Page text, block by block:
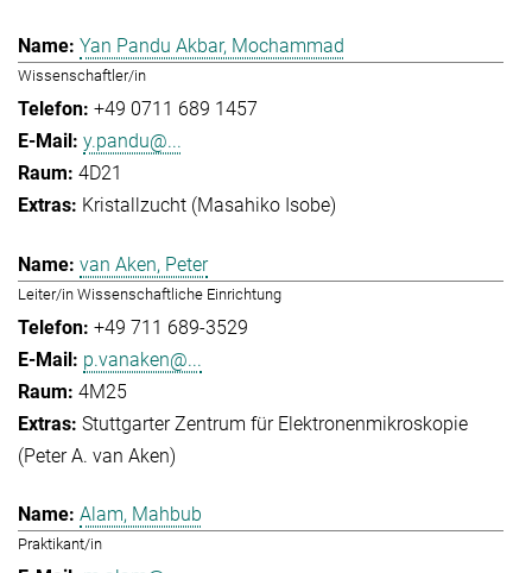
Yan Pandu Akbar, Mochammad
Wissenschaftler/in
+49 0711 689 1457
y.pandu@...
4D21
Kristallzucht (Masahiko Isobe)
van Aken, Peter
Leiter/in Wissenschaftliche Einrichtung
+49 711 689-3529
p.vanaken@...
4M25
Stuttgarter Zentrum für Elektronenmikroskopie
(Peter A. van Aken)
Alam, Mahbub
Praktikant/in